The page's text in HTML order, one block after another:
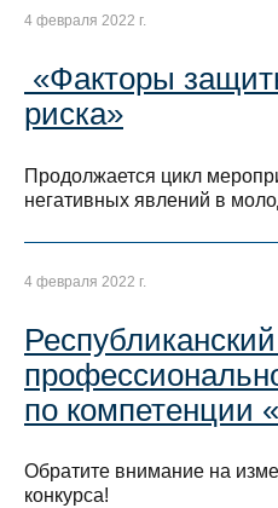
4 февраля 2022 г.
«Факторы
риска»
Продолжается цикл
негативных явлений в
4 февраля 2022 г.
по компетенции
Обратите внимание на
конкурса!